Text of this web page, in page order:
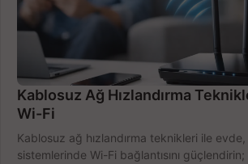
Kablosuz Ağ Hızlandırma
Wi-Fi
Kablosuz ağ hızlandırma teknikleri ile
sistemlerinde Wi-Fi bağlantısını